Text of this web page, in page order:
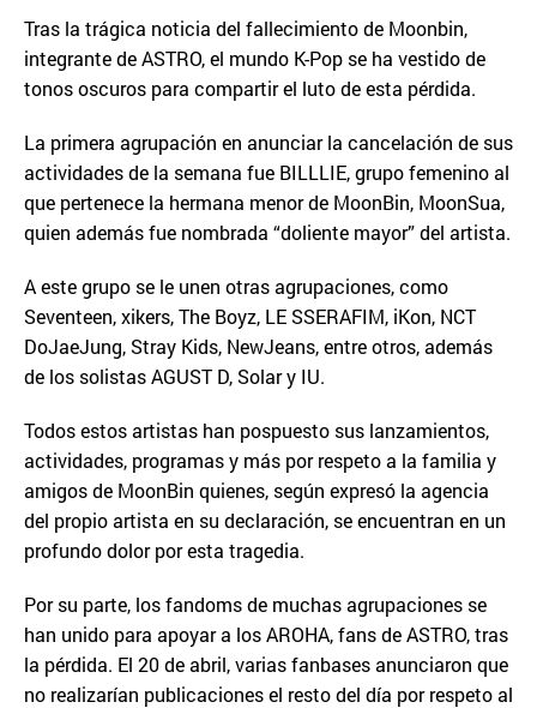
Tras la trágica noticia del fallecimiento de Moonbin,
integrante de ASTRO, el mundo K-Pop se ha vestido de
tonos oscuros para compartir el luto de esta pérdida.
La primera agrupación en anunciar la cancelación de sus
actividades de la semana fue BILLLIE, grupo femenino al
que pertenece la hermana menor de MoonBin, MoonSua,
quien además fue nombrada “doliente mayor” del artista.
A este grupo se le unen otras agrupaciones, como
Seventeen, xikers, The Boyz, LE SSERAFIM, iKon, NCT
DoJaeJung, Stray Kids, NewJeans, entre otros, además
de los solistas AGUST D, Solar y IU.
Todos estos artistas han pospuesto sus lanzamientos,
actividades, programas y más por respeto a la familia y
amigos de MoonBin quienes, según expresó la agencia
del propio artista en su declaración, se encuentran en un
profundo dolor por esta tragedia.
Por su parte, los fandoms de muchas agrupaciones se
han unido para apoyar a los AROHA, fans de ASTRO, tras
la pérdida. El 20 de abril, varias fanbases anunciaron que
no realizarían publicaciones el resto del día por respeto al